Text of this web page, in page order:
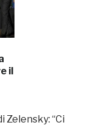
il
Zelensky: “Ci